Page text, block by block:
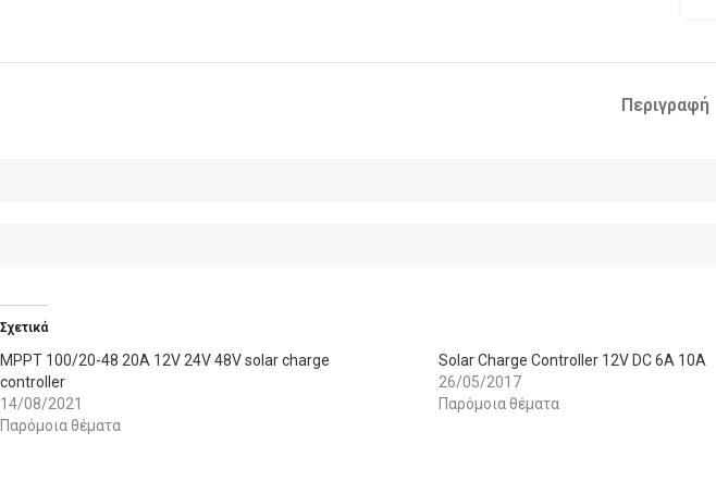
Περιγραφή
Σχετικά
MPPT 100/20-48 20A 12V 24V 48V solar charge
controller
14/08/2021
Παρόμοια θέματα
Solar Charge Controller 12V DC 6A 10A
26/05/2017
Παρόμοια θέματα